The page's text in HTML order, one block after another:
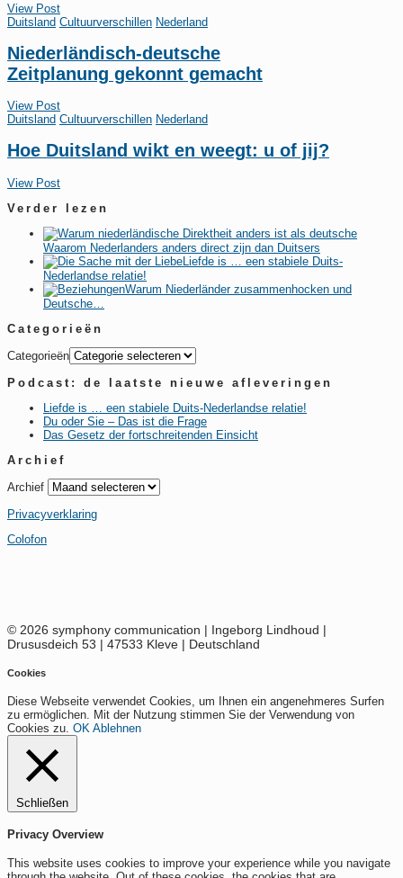
View Post
Duitsland Cultuurverschillen Nederland
Niederländisch-deutsche
Zeitplanung gekonnt gemacht
View Post
Duitsland Cultuurverschillen Nederland
Hoe Duitsland wikt en weegt: u of jij?
View Post
Verder lezen
Waarom Nederlanders anders direct zijn dan Duitsers
Liefde is … een stabiele Duits-
Nederlandse relatie!
Warum Niederländer zusammenhocken und
Deutsche…
Categorieën
Categorieën
Podcast: de laatste nieuwe afleveringen
Liefde is … een stabiele Duits-Nederlandse relatie!
Du oder Sie – Das ist die Frage
Das Gesetz der fortschreitenden Einsicht
Archief
Archief
Privacyverklaring
Colofon
© 2026 symphony communication | Ingeborg Lindhoud |
Drususdeich 53 | 47533 Kleve | Deutschland
Cookies
Diese Webseite verwendet Cookies, um Ihnen ein angenehmeres Surfen
zu ermöglichen. Mit der Nutzung stimmen Sie der Verwendung von
Cookies zu. OK Ablehnen
Schließen
Privacy Overview
This website uses cookies to improve your experience while you navigate